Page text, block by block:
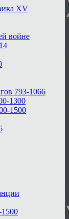
XV
войне
793-1066
1300
1500